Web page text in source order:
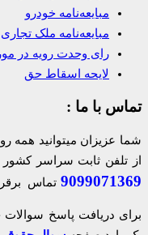
مبایعه‌نامه خودرو
مبایعه‌نامه ملک تجاری
رای وحدت رویه در
لایحه اسقاط حق
تماس با ما :
از تلفن ثابت سراسر
9099071369 تماس
برای دریافت پاسخ